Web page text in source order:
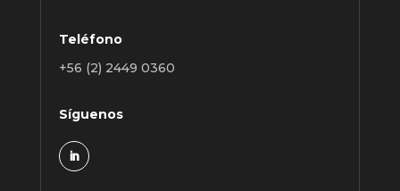
Teléfono
+56 (2) 2449 0360
Síguenos